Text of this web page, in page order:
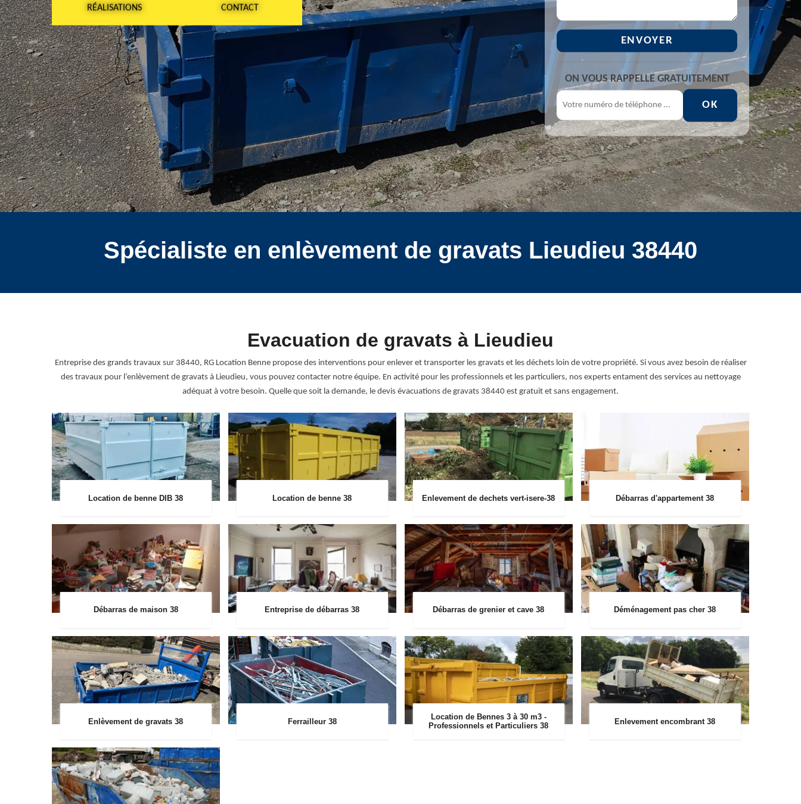
RÉALISATIONS CONTACT
ON VOUS RAPPELLE GRATUITEMENT
Spécialiste en enlèvement de gravats Lieudieu 38440
Evacuation de gravats à Lieudieu
Entreprise des grands travaux sur 38440, RG Location Benne propose des interventions pour enlever et transporter les gravats et les déchets loin de votre propriété. Si vous avez besoin de réaliser
des travaux pour l’enlèvement de gravats à Lieudieu, vous pouvez contacter notre équipe. En activité pour les professionnels et les particuliers, nos experts entament des services au nettoyage
adéquat à votre besoin. Quelle que soit la demande, le devis évacuations de gravats 38440 est gratuit et sans engagement.
Location de benne DIB 38 Location de benne 38 Enlevement de dechets vert-isere-38 Débarras d'appartement 38
Débarras de maison 38 Entreprise de débarras 38 Débarras de grenier et cave 38 Déménagement pas cher 38
Enlèvement de gravats 38 Ferrailleur 38
Location de Bennes 3 à 30 m3 -
Professionnels et Particuliers 38
Enlevement encombrant 38